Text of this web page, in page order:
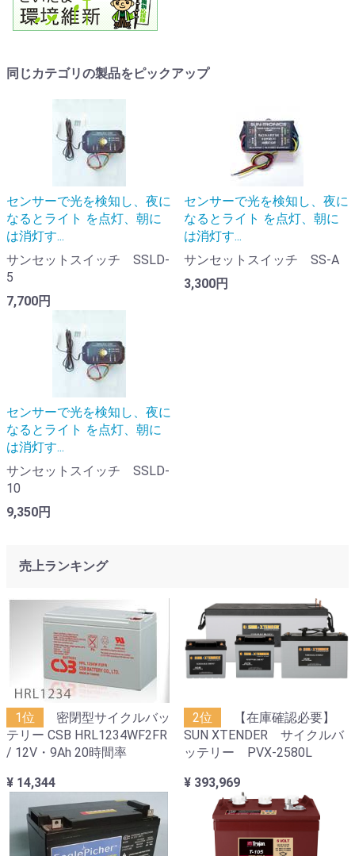
同じカテゴリの製品をピックアップ
センサーで光を検知し、夜に
なるとライト を点灯、朝に
は消灯す...
サンセットスイッチ SSLD-
5
7,700円
センサーで光を検知し、夜に
なるとライト を点灯、朝に
は消灯す...
サンセットスイッチ SS-A
3,300円
センサーで光を検知し、夜に
なるとライト を点灯、朝に
は消灯す...
サンセットスイッチ SSLD-
10
9,350円
売上ランキング
1位
密閉型サイクルバッ
テリー CSB HRL1234WF2FR
/ 12V・9Ah 20時間率
¥ 14,344
2位
【在庫確認必要】
SUN XTENDER サイクルバ
ッテリー PVX-2580L
¥ 393,969